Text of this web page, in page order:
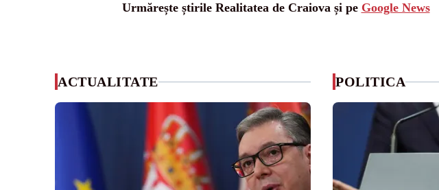
Urmărește știrile Realitatea de Craiova și pe Google News
ACTUALITATE POLITICA